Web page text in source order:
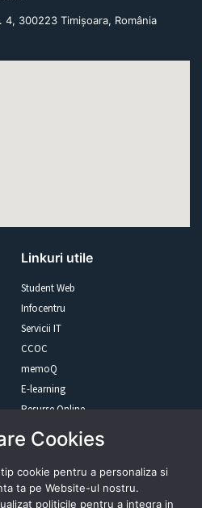
4, 300223 Timișoara, România
Linkuri utile
Student Web
Infocentru
Servicii IT
CCOC
memoQ
E-learning
Resurse Online
Cookies
cookie pentru a personaliza si
ta pe Website-ul nostru.
politicile pentru a integra in